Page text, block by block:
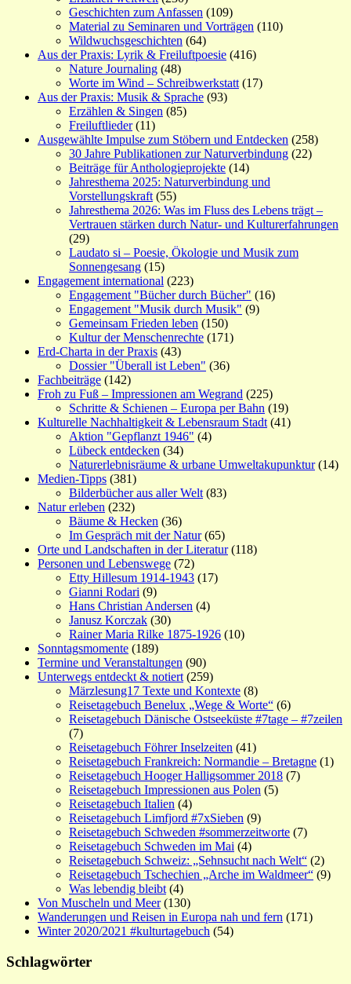
Geschichten zum Anfassen (109)
Material zu Seminaren und Vorträgen (110)
Wildwuchsgeschichten (64)
Aus der Praxis: Lyrik & Freiluftpoesie (416)
Nature Journaling (48)
Worte im Wind – Schreibwerkstatt (17)
Aus der Praxis: Musik & Sprache (93)
Erzählen & Singen (85)
Freiluftlieder(11)
Ausgewählte Impulse zum Stöbern und Entdecken (258)
30 Jahre Publikationen zur Naturverbindung (22)
Beiträge für Anthologieprojekte (14)
Jahresthema 2025: Naturverbindung und
Vorstellungskraft (55)
Jahresthema 2026: Was im Fluss des Lebens trägt –
Vertrauen stärken durch Natur- und Kulturerfahrungen
(29)
Laudato si – Poesie, Ökologie und Musik zum
Sonnengesang (15)
Engagement international (223)
Engagement "Bücher durch Bücher" (16)
Engagement "Musik durch Musik" (9)
Gemeinsam Frieden leben (150)
Kultur der Menschenrechte (171)
Erd-Charta in der Praxis (43)
Dossier "Überall ist Leben" (36)
Fachbeiträge (142)
Froh zu Fuß – Impressionen am Wegrand (225)
Schritte & Schienen – Europa per Bahn (19)
Kulturelle Nachhaltigkeit & Lebensraum Stadt (41)
Aktion "Gepflanzt 1946" (4)
Lübeck entdecken (34)
Naturerlebnisräume & urbane Umweltakupunktur(14)
Medien-Tipps (381)
Bilderbücher aus aller Welt (83)
Natur erleben (232)
Bäume & Hecken (36)
Im Gespräch mit der Natur(65)
Orte und Landschaften in der Literatur(118)
Personen und Lebenswege (72)
Etty Hillesum 1914-1943 (17)
Gianni Rodari (9)
Hans Christian Andersen (4)
Janusz Korczak (30)
Rainer Maria Rilke 1875-1926 (10)
Sonntagsmomente (189)
Termine und Veranstaltungen (90)
Unterwegs entdeckt & notiert (259)
Märzlesung17 Texte und Kontexte (8)
Reisetagebuch Benelux „Wege & Worte“ (6)
Reisetagebuch Dänische Ostseeküste #7tage – #7zeilen
(7)
Reisetagebuch Föhrer Inselzeiten (41)
Reisetagebuch Frankreich: Normandie – Bretagne (1)
Reisetagebuch Hooger Halligsommer 2018 (7)
Reisetagebuch Impressionen aus Polen (5)
Reisetagebuch Italien (4)
Reisetagebuch Limfjord #7xSieben (9)
Reisetagebuch Schweden #sommerzeitworte (7)
Reisetagebuch Schweden im Mai (4)
Reisetagebuch Schweiz: „Sehnsucht nach Welt“ (2)
Reisetagebuch Tschechien „Arche im Waldmeer“ (9)
Was lebendig bleibt (4)
Von Muscheln und Meer(130)
Wanderungen und Reisen in Europa nah und fern (171)
Winter 2020/2021 #kulturtagebuch (54)
Schlagwörter